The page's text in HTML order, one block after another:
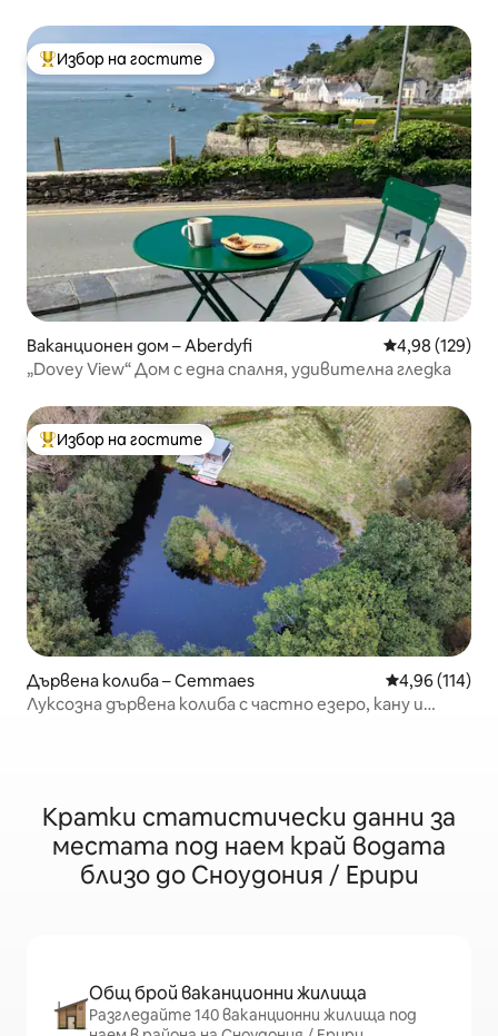
Най-популярен избор на гостите
Избор на гостите
Ваканционен дом – Aberdyfi Средна
4,98 (129)
„Dovey View“ Дом с една спалня, удивителна гледка
Най-популярен избор на гостите
Избор на гостите
Дървена колиба – Cemmaes Средна
4,96 (114)
Луксозна дървена колиба с частно езеро, кану и
Кратки статистически данни за
местата под наем край водата
близо до Сноудония / Ерири
Общ брой ваканционни жилища
Разгледайте 140 ваканционни жилища под